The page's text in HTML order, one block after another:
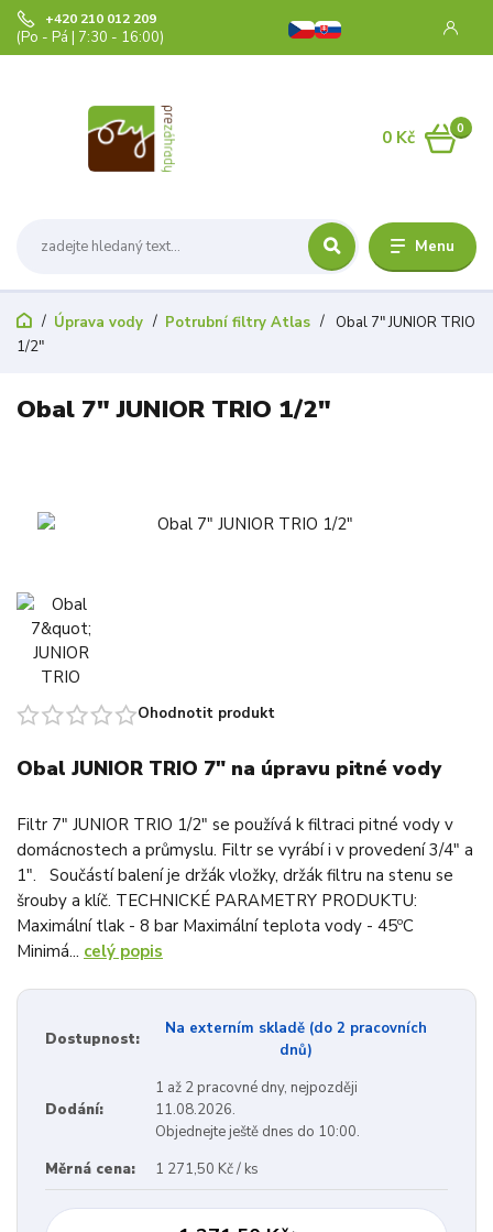
Menu
+420 210 012 209
(Po - Pá | 7:30 - 16:00)
0
0 Kč
Úprava vody Potrubní filtry Atlas
Obal 7" JUNIOR TRIO
1/2"
Obal 7" JUNIOR TRIO 1/2"
Ohodnotit produkt
Obal JUNIOR TRIO 7" na úpravu pitné vody
Filtr 7" JUNIOR TRIO 1/2" se používá k filtraci pitné vody v
domácnostech a průmyslu. Filtr se vyrábí i v provedení 3/4" a
1". Součástí balení je držák vložky, držák filtru na stenu se
šrouby a klíč. TECHNICKÉ PARAMETRY PRODUKTU:
Maximální tlak - 8 bar Maximální teplota vody - 45ºC
Minimá... celý popis
Dostupnost:
Na externím skladě (do 2 pracovních
dnů)
Dodání:
1 až 2 pracovné dny, nejpozději
11.08.2026.
Objednejte ještě dnes do 10:00.
Měrná cena:
1 271,50 Kč / ks